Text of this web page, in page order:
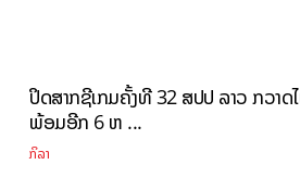
ປິດສາກຊີເກມຄັ້ງທີ 32 ສປປ ລາວ ກວາ
ພ້ອມອີກ 6 ຫ ...
ກິລາ